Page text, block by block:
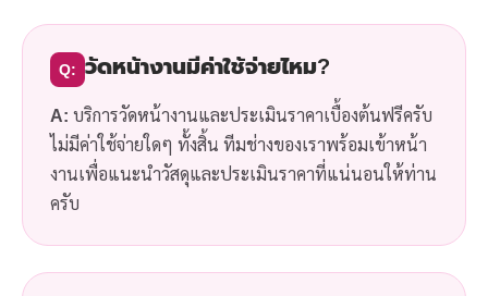
Q: วัดหน้างานมีค่าใช้จ่ายไหม?
A: บริการวัดหน้างานและประเมินราคาเบื้องต้นฟรีครับ
ไม่มีค่าใช้จ่ายใดๆ ทั้งสิ้น ทีมช่างของเราพร้อมเข้าหน้า
งานเพื่อแนะนำวัสดุและประเมินราคาที่แน่นอนให้ท่าน
ครับ